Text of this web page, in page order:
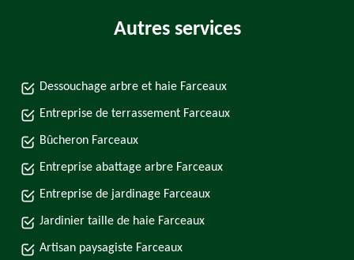
Autres services
Dessouchage arbre et haie Farceaux
Entreprise de terrassement Farceaux
Bûcheron Farceaux
Entreprise abattage arbre Farceaux
Entreprise de jardinage Farceaux
Jardinier taille de haie Farceaux
Artisan paysagiste Farceaux